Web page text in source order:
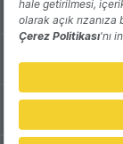
Katkıda